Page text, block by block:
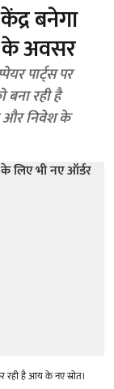
बनेगा
के अवसर
पार्ट्स पर
रही है
और निवेश के
है आय के नए स्रोत।